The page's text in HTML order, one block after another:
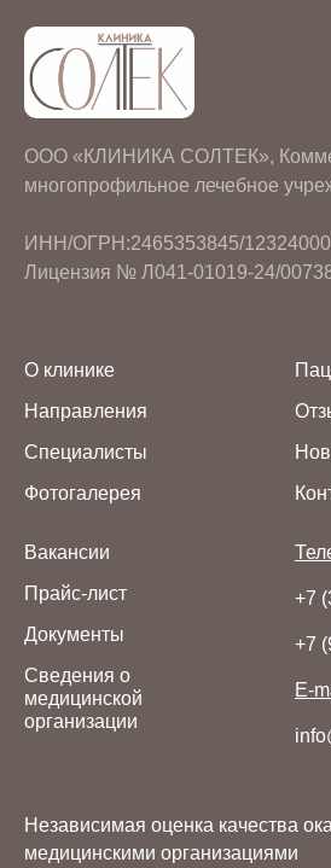
ООО «КЛИНИКА СОЛТЕК»,
многопрофильное лечебное
ИНН/ОГРН:2465353845/
Лицензия № Л041-01019-24/
О клинике
Направления
Специалисты
Фотогалерея
Вакансии
Прайс-лист
Документы
Сведения о
медицинской
организации
+7
+7
E-
Независимая оценка качества
медицинскими организациями